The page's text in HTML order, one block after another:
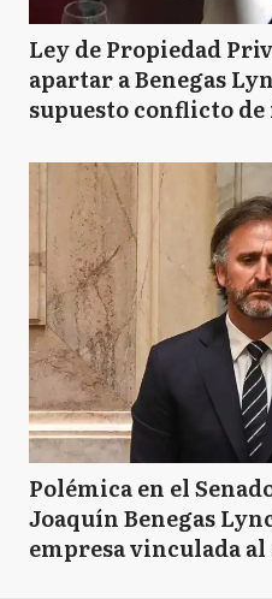
Ley de Propiedad
apartar a Benegas
supuesto conflicto
Polémica en el
Joaquín Benegas
empresa vinculada